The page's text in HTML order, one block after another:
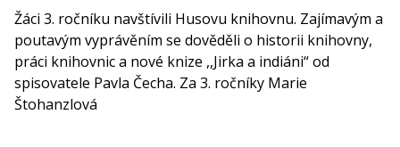
Žáci 3. ročníku navštívili Husovu knihovnu. Zajímavým a
poutavým vyprávěním se dověděli o historii knihovny,
práci knihovnic a nové knize ,,Jirka a indiáni“ od
spisovatele Pavla Čecha. Za 3. ročníky Marie
Štohanzlová